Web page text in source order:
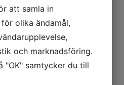
ditt val.
PS-160
PS-180
att samla in
olika ändamål,
och marknadsföring.
"OK" samtycker du till